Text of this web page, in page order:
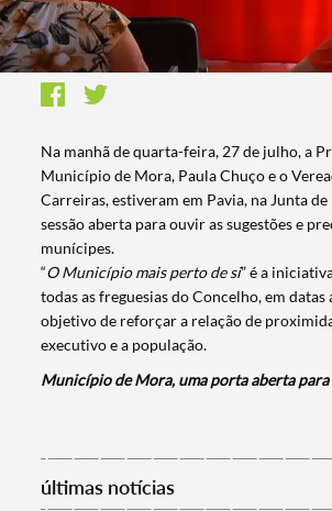
Na manhã de quarta-feira, 27 de julho, a
Município de Mora, Paula Chuço e o
Carreiras, estiveram em Pavia, na Junta de
sessão aberta para ouvir as sugestões e
munícipes.
“O Município mais perto de si” é a
todas as freguesias do Concelho, em datas
objetivo de reforçar a relação de
executivo e a população.
Município de Mora, uma porta aberta
últimas notícias